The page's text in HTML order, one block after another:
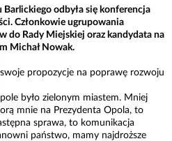
Barlickiego odbyła się konferencja
Członkowie ugrupowania
do Rady Miejskiej oraz kandydata na
Michał Nowak.
propozycje na poprawę rozwoju
było zielonym miastem. Mniej
mnie na Prezydenta Opola, to
sprawa, to komunikacja
państwo, mamy najdroższe